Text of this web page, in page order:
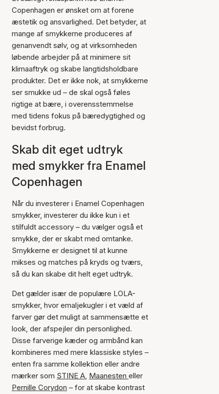
Copenhagen er ønsket om at forene
æstetik og ansvarlighed. Det betyder, at
mange af smykkerne produceres af
genanvendt sølv, og at virksomheden
løbende arbejder på at minimere sit
klimaaftryk og skabe langtidsholdbare
produkter. Det er ikke nok, at smykkerne
ser smukke ud – de skal også føles
rigtige at bære, i overensstemmelse
med tidens fokus på bæredygtighed og
bevidst forbrug.
Skab dit eget udtryk
med smykker fra Enamel
Copenhagen
Når du investerer i Enamel Copenhagen
smykker, investerer du ikke kun i et
stilfuldt accessory – du vælger også et
smykke, der er skabt med omtanke.
Smykkerne er designet til at kunne
mikses og matches på kryds og tværs,
så du kan skabe dit helt eget udtryk.
Det gælder især de populære LOLA-
smykker, hvor emaljekugler i et væld af
farver gør det muligt at sammensætte et
look, der afspejler din personlighed.
Disse farverige kæder og armbånd kan
kombineres med mere klassiske styles –
enten fra samme kollektion eller andre
mærker som STINE A, Maanesten eller
Pernille Corydon – for at skabe kontrast